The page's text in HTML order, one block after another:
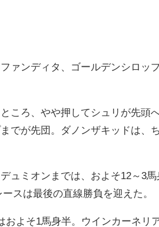
ァンディタ、ゴールデンシロッ
ころ、やや押してシュリが先頭
でが先団。ダノンザキッドは、
ュミオンまでは、およそ12～3
スは最後の直線勝負を迎えた。
よそ1馬身半。ウインカーネリ